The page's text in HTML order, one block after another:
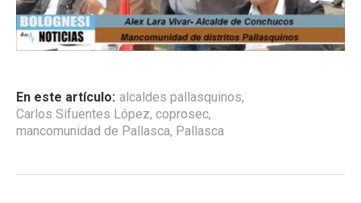
En este artículo: alcaldes pallasquinos,
Carlos Sifuentes López, coprosec,
mancomunidad de Pallasca, Pallasca